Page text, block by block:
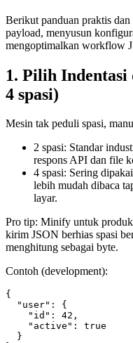
Berikut panduan praktis
payload, menyusun
mengoptimalkan workflow
1. Pilih Indentasi
4 spasi)
Mesin tak peduli spasi,
2 spasi: Standar
respons API dan file
4 spasi: Sering
lebih mudah dibaca
layar.
Pro tip: Minify untuk
kirim JSON berhias spasi
menghitung sebagai byte.
Contoh (development):
{
  "user": {
    "id": 42,
    "active": true
  }